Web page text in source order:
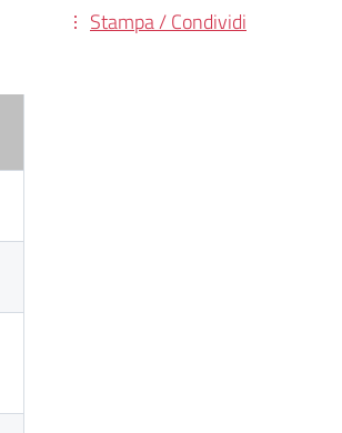
Stampa / Condividi